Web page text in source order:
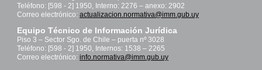
Teléfono: [598 - 2] 1950, Interno: 2276 – anexo: 2902
Correo electrónico: actualizacion.normativa@imm.gub.uy
Equipo Técnico de Información Jurídica
Piso 3 – Sector Sgo. de Chile – puerta nº 3028
Teléfono: [598 - 2] 1950, Internos: 1538 – 2265
Correo electrónico: info.normativa@imm.gub.uy